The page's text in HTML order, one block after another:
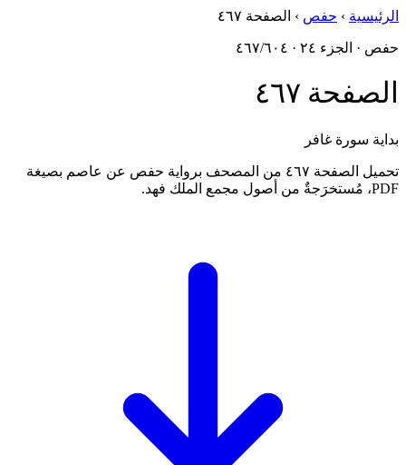
الرئيسية › حفص › الصفحة ٤٦٧
حفص · الجزء ٢٤ · ٤٦٧/٦٠٤
الصفحة ٤٦٧
بداية سورة غافر
تحميل الصفحة ٤٦٧ من المصحف برواية حفص عن عاصم بصيغة
PDF، مُستخرَجةٌ من أصول مجمع الملك فهد.